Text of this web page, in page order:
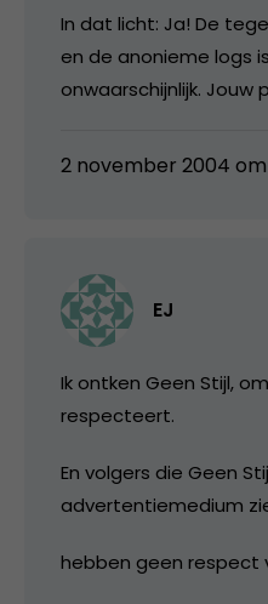
In dat licht: Ja! De
en de anonieme logs
onwaarschijnlijk. Jouw
2 november 2004 om
EJ
Ik ontken Geen Stijl,
respecteert.
En volgers die Geen
advertentiemedium
hebben geen respect